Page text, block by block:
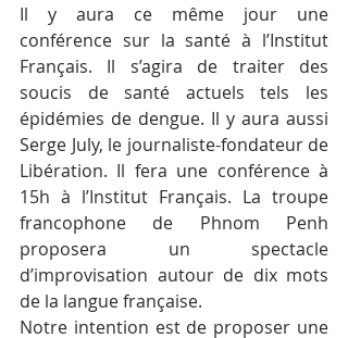
Il y aura ce même jour une
conférence sur la santé à l’Institut
Français. Il s’agira de traiter des
soucis de santé actuels tels les
épidémies de dengue. Il y aura aussi
Serge July, le journaliste-fondateur de
Libération. Il fera une conférence à
15h à l’Institut Français. La troupe
francophone de Phnom Penh
proposera un spectacle
d’improvisation autour de dix mots
de la langue française.
Notre intention est de proposer une